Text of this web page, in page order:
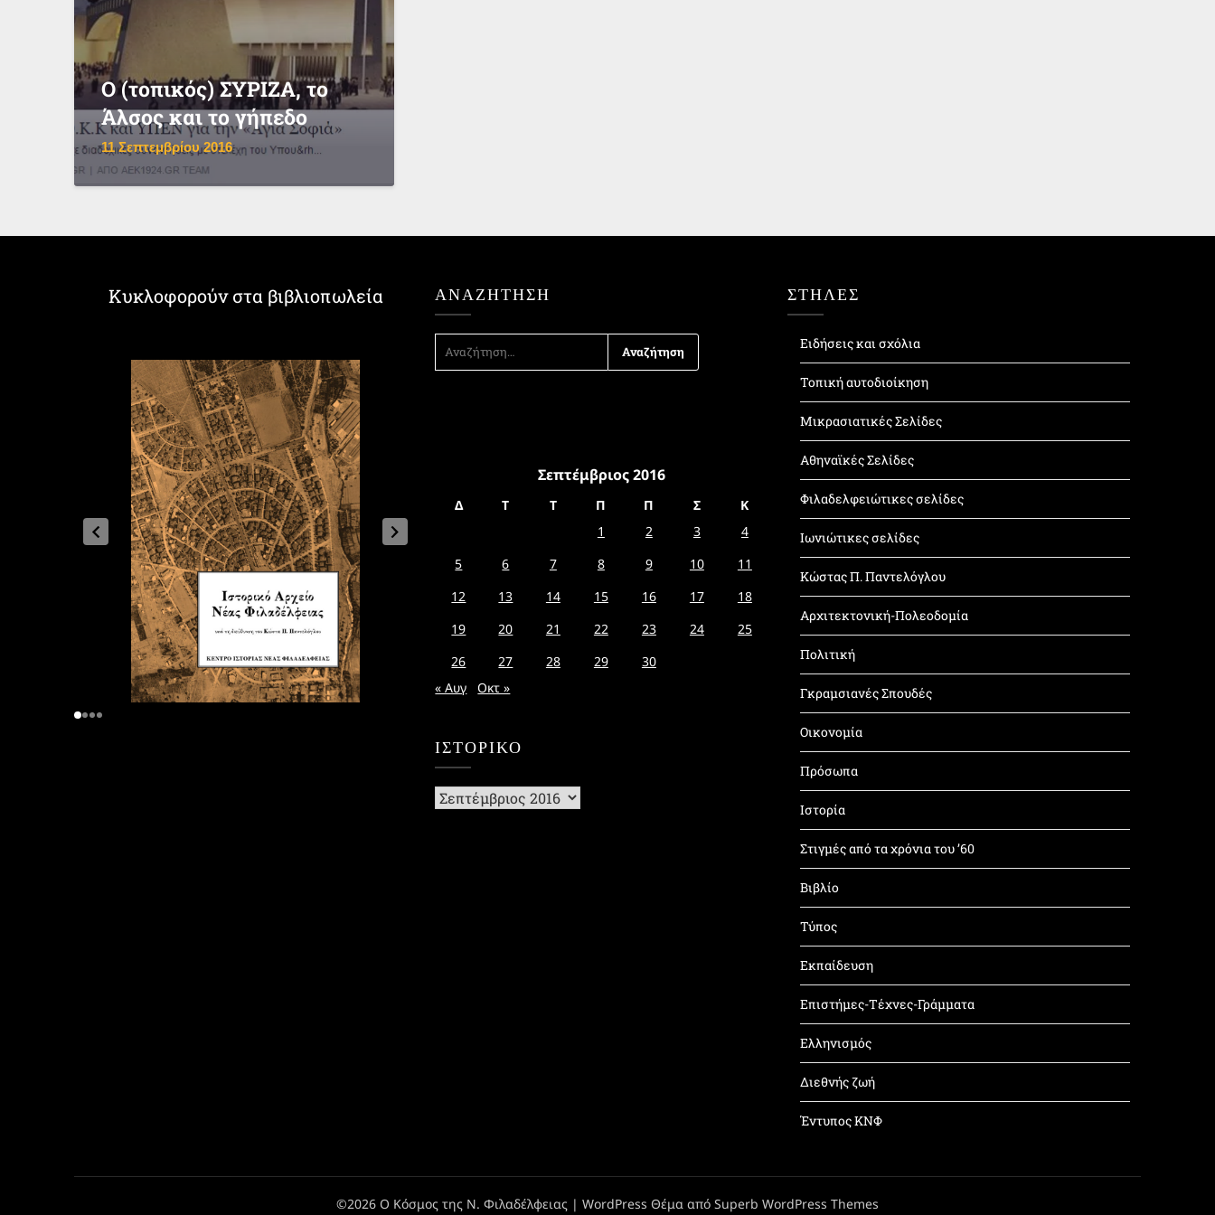
Ο (τοπικός) ΣΥΡΙΖΑ, το
Άλσος και το γήπεδο
11 Σεπτεμβρίου 2016
Κυκλοφορούν στα βιβλιοπωλεία ΑΝΑΖΉΤΗΣΗ
ΓΙΑ:
Σεπτέμβριος 2016
Δ Τ Τ Π Π Σ
Κ
1
2 3
4
5
6 7 8 9 10
11
12
13 14 15 16 17
18
19
20 21 22 23 24
25
26
27 28 29
30
« Αυγ
Οκτ »
ΙΣΤΟΡΙΚΌ
Ιστορικό
ΣΤΗΛΕΣ
Ειδήσεις και σχόλια
Τοπική αυτοδιοίκηση
Μικρασιατικές Σελίδες
Αθηναϊκές Σελίδες
Φιλαδελφειώτικες σελίδες
Ιωνιώτικες σελίδες
Κώστας Π. Παντελόγλου
Αρχιτεκτονική-Πολεοδομία
Πολιτική
Γκραμσιανές Σπουδές
Οικονομία
Πρόσωπα
Ιστορία
Στιγμές από τα χρόνια του ’60
Βιβλίο
Τύπος
Εκπαίδευση
Επιστήμες-Τέχνες-Γράμματα
Ελληνισμός
Διεθνής ζωή
Έντυπος ΚΝΦ
©2026 Ο Κόσμος της Ν. Φιλαδέλφειας | WordPress Θέμα από Superb WordPress Themes